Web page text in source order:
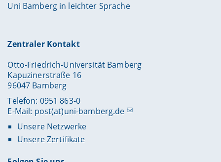
Uni Bamberg in leichter Sprache
Zentraler Kontakt
Otto-Friedrich-Universität Bamberg
Kapuzinerstraße 16
96047 Bamberg
Telefon: 0951 863-0
E-Mail: post(at)uni-bamberg.de
Unsere Netzwerke
Unsere Zertifikate